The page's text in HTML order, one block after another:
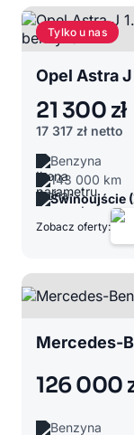
Tylko u nas
21 300 zł
17 317 zł netto
Benzyna
143 000 km
Świnoujście
Zobacz oferty:
Mercedes-
126 000
Benzyna